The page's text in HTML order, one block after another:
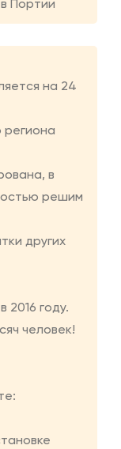
Портии
на 24
региона
в
решим
других
2016 году.
человек!